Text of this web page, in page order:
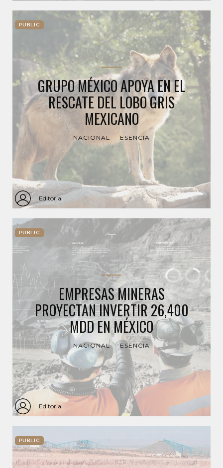
PUBLIC
GRUPO MÉXICO APOYA EN EL
RESCATE DEL LOBO GRIS
MEXICANO
NACIONAL ESENCIA
Editorial
PUBLIC
EMPRESAS MINERAS
PROYECTAN INVERTIR 26,400
MDD EN MÉXICO
NACIONAL ESENCIA
Editorial
PUBLIC